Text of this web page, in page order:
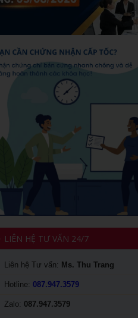
LIÊN HỆ TƯ VẤN 24/7
Liên hệ Tư vấn: Ms. Thu Trang
Hotline: 087.947.3579
Zalo: 087.947.3579